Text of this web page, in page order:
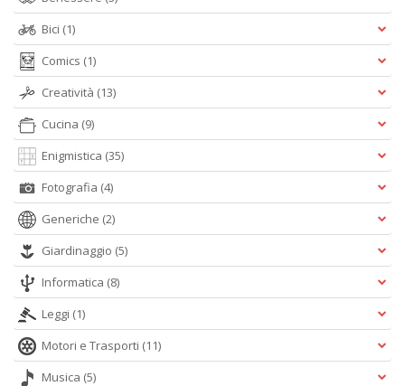
Bici (1)
Comics (1)
Creatività (13)
Cucina (9)
Enigmistica (35)
Fotografia (4)
Generiche (2)
Giardinaggio (5)
Informatica (8)
Leggi (1)
Motori e Trasporti (11)
Musica (5)